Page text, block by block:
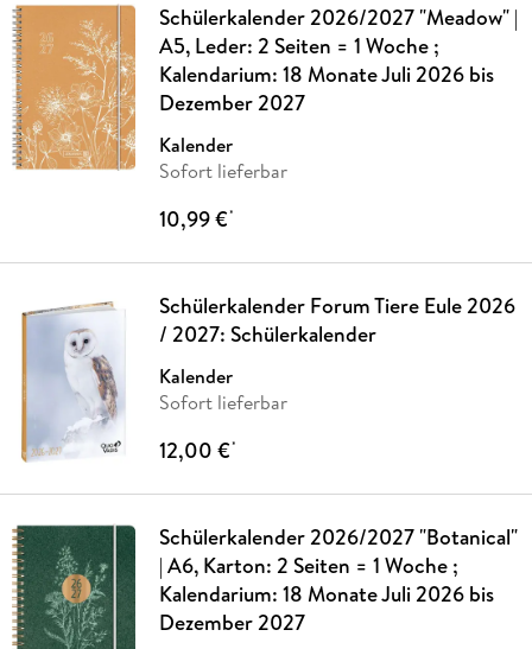
Schülerkalender 2026/2027 "Meadow" |
A5, Leder: 2 Seiten = 1 Woche ;
Kalendarium: 18 Monate Juli 2026 bis
Dezember 2027
Kalender
Sofort lieferbar
10,99 €*
Schülerkalender Forum Tiere Eule 2026
/ 2027: Schülerkalender
Kalender
Sofort lieferbar
12,00 €*
Schülerkalender 2026/2027 "Botanical"
| A6, Karton: 2 Seiten = 1 Woche ;
Kalendarium: 18 Monate Juli 2026 bis
Dezember 2027